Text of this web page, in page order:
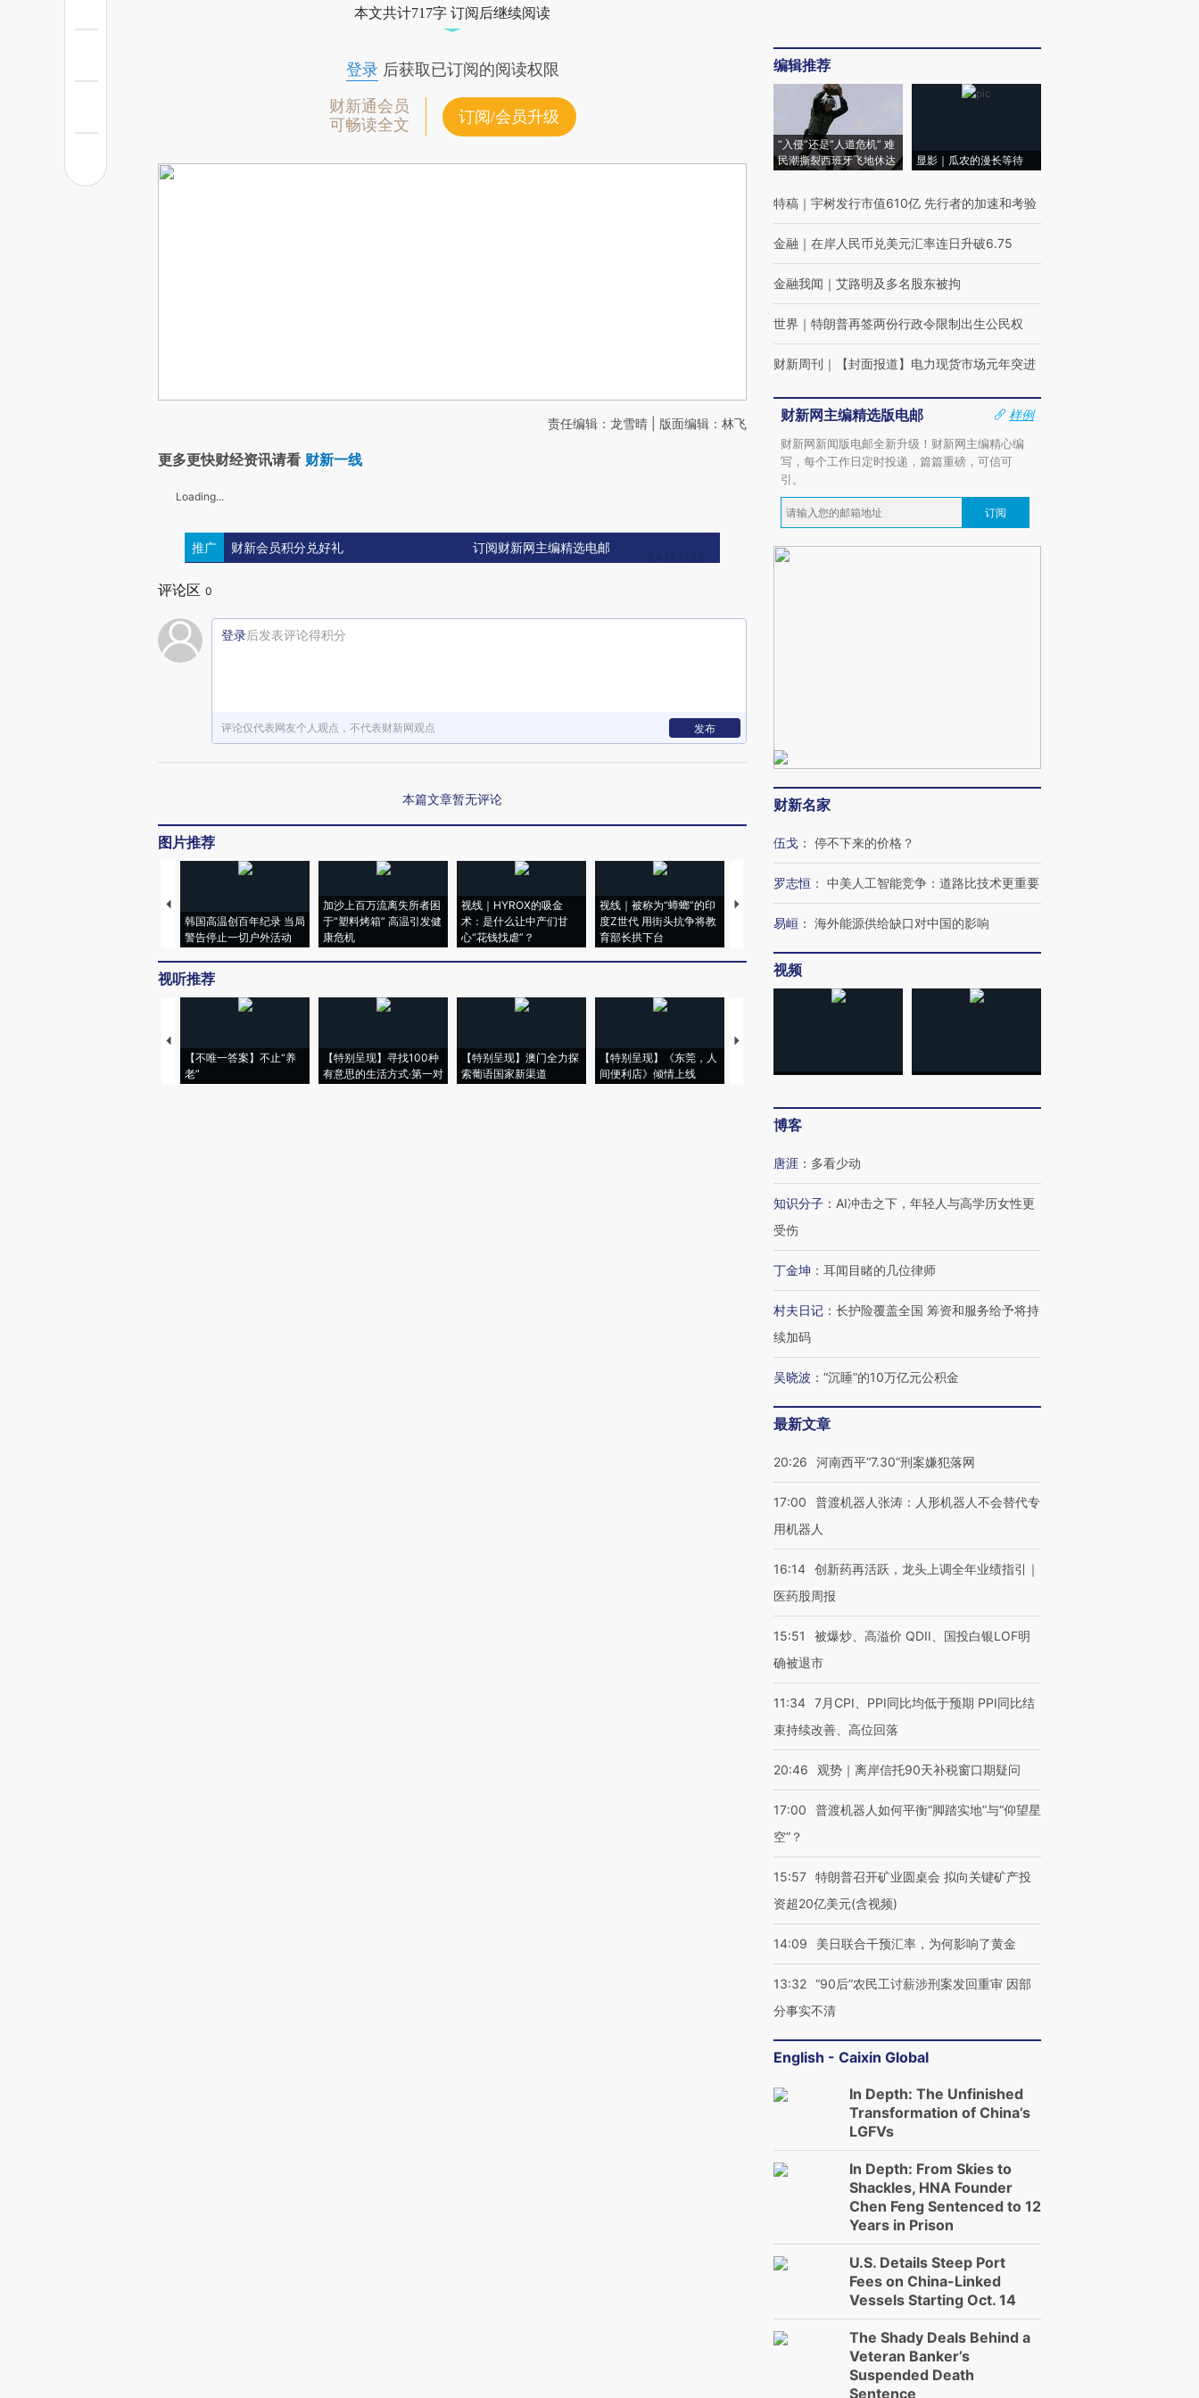
本文共计717字 订阅后继续阅读
登录后获取已订阅的阅读权限
财新通会员
可畅读全文
订阅/会员升级
责任编辑：龙雪晴 | 版面编辑：林飞
更多更快财经资讯请看 财新一线
Loading...
推广 财新会员积分兑好礼 订阅财新网主编精选电邮
评论区 0
登录后发表评论得积分
评论仅代表网友个人观点，不代表财新网观点 发布
本篇文章暂无评论
图片推荐
韩国高温创百年纪录 当局
警告停止一切户外活动
加沙上百万流离失所者困
于“塑料烤箱” 高温引发健
康危机
视线｜HYROX的吸金
术：是什么让中产们甘
心“花钱找虐”？
视线｜被称为“蟑螂”的印
度Z世代 用街头抗争将教
育部长拱下台
视线｜“入侵”还是“人道危
机”？难民潮撕裂西班牙
湖北宜昌局部短时降雨
128毫米 紧急转移近
哈尔滨遭遇短时极端强降
视听推荐
【不唯一答案】不止“养
老”
【特别呈现】寻找100种
有意思的生活方式·第一对
【特别呈现】澳门全力探
索葡语国家新渠道
【特别呈现】《东莞，人
间便利店》倾情上线
【推广】走进第四届链博
有意思的生活方式·第三对
住三大增长引擎是什么？
编辑推荐
“入侵”还是“人道危机” 难
民潮撕裂西班牙飞地休达
显影｜瓜农的漫长等待
特稿 ｜ 宇树发行市值610亿 先行者的加速和考验
金融 ｜ 在岸人民币兑美元汇率连日升破6.75
金融我闻 ｜ 艾路明及多名股东被拘
世界 ｜ 特朗普再签两份行政令限制出生公民权
财新周刊 ｜ 【封面报道】电力现货市场元年突进
财新网主编精选版电邮
样例
财新网新闻版电邮全新升级！财新网主编精心编
写，每个工作日定时投递，篇篇重磅，可信可
引。
订阅
财新名家
伍戈 ： 停不下来的价格？
罗志恒 ： 中美人工智能竞争：道路比技术更重要
易峘 ： 海外能源供给缺口对中国的影响
视频
博客
唐涯 ： 多看少动
知识分子 ： AI冲击之下，年轻人与高学历女性更
受伤
丁金坤 ： 耳闻目睹的几位律师
村夫日记 ： 长护险覆盖全国 筹资和服务给予将持
续加码
吴晓波 ： “沉睡”的10万亿元公积金
最新文章
20:26 河南西平“7.30”刑案嫌犯落网
17:00
普渡机器人张涛：人形机器人不会替代专
用机器人
16:14 创新药再活跃，龙头上调全年业绩指引｜
医药股周报
15:51
被爆炒、高溢价 QDII、国投白银LOF明
确被退市
11:34 7月CPI、PPI同比均低于预期 PPI同比结
束持续改善、高位回落
20:46 观势｜离岸信托90天补税窗口期疑问
17:00
普渡机器人如何平衡“脚踏实地”与“仰望星
空”？
15:57 特朗普召开矿业圆桌会 拟向关键矿产投
资超20亿美元(含视频)
14:09 美日联合干预汇率，为何影响了黄金
13:32 “90后”农民工讨薪涉刑案发回重审 因部
分事实不清
English - Caixin Global
In Depth: The Unfinished
Transformation of China’s
LGFVs
In Depth: From Skies to
Shackles, HNA Founder
Chen Feng Sentenced to 12
Years in Prison
U.S. Details Steep Port
Fees on China-Linked
Vessels Starting Oct. 14
The Shady Deals Behind a
Veteran Banker’s
Suspended Death
Sentence